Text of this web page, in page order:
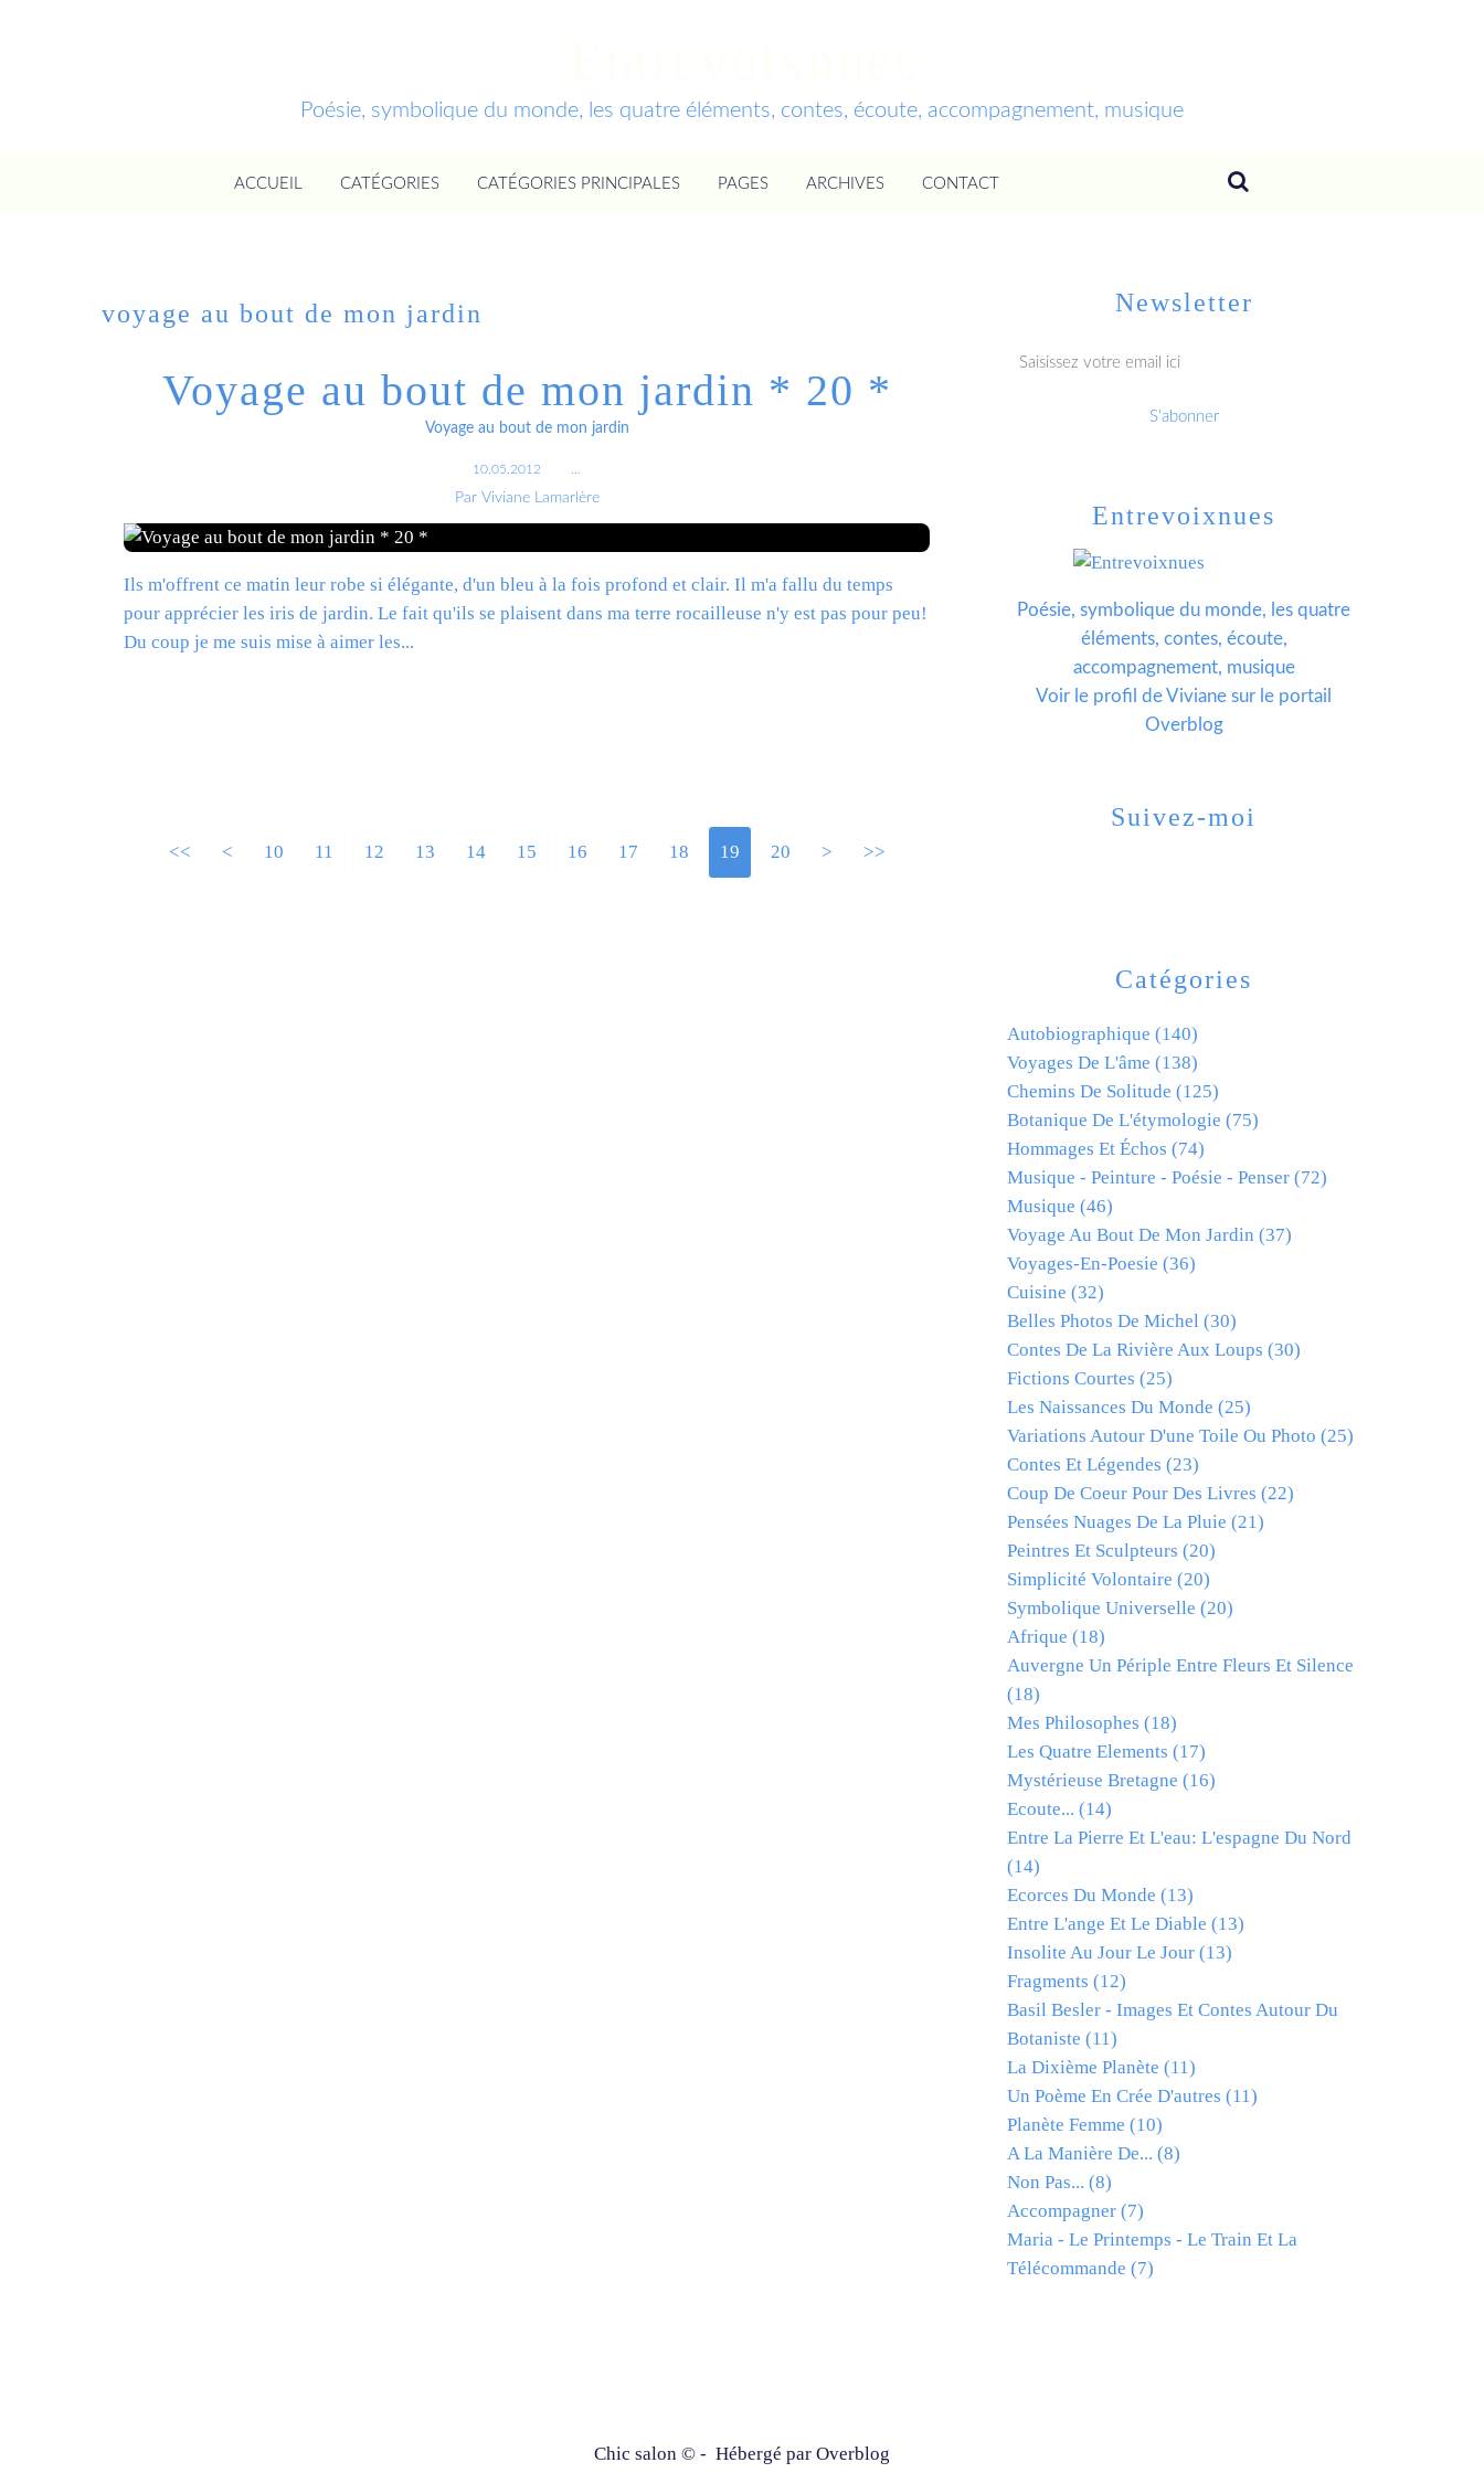
Poésie, symbolique du monde, les quatre éléments, contes, écoute, accompagnement, musique
ACCUEIL CATÉGORIES CATÉGORIES PRINCIPALES PAGES ARCHIVES CONTACT
voyage au bout de mon jardin
Voyage au bout de mon jardin * 20 *
Voyage au bout de mon jardin
10.05.2012
Par Viviane Lamarlère
Ils m'offrent ce matin leur robe si élégante, d'un bleu à la fois profond et clair. Il m'a fallu du temps
pour apprécier les iris de jardin. Le fait qu'ils se plaisent dans ma terre rocailleuse n'y est pas pour peu!
Du coup je me suis mise à aimer les...
<< < 10 11 12 13 14 15 16 17 18 19 20 30
> >>
Newsletter
Catégories
Autobiographique (140)
Voyages De L'âme (138)
Chemins De Solitude (125)
Botanique De L'étymologie (75)
Hommages Et Échos (74)
Musique - Peinture - Poésie - Penser (72)
Musique (46)
Voyage Au Bout De Mon Jardin (37)
Voyages-En-Poesie (36)
Cuisine (32)
Belles Photos De Michel (30)
Contes De La Rivière Aux Loups (30)
Fictions Courtes (25)
Les Naissances Du Monde (25)
Variations Autour D'une Toile Ou Photo (25)
Contes Et Légendes (23)
Coup De Coeur Pour Des Livres (22)
Pensées Nuages De La Pluie (21)
Peintres Et Sculpteurs (20)
Simplicité Volontaire (20)
Symbolique Universelle (20)
Afrique (18)
Auvergne Un Périple Entre Fleurs Et Silence
(18)
Mes Philosophes (18)
Les Quatre Elements (17)
Mystérieuse Bretagne (16)
Ecoute... (14)
Entre La Pierre Et L'eau: L'espagne Du Nord
(14)
Ecorces Du Monde (13)
Entre L'ange Et Le Diable (13)
Insolite Au Jour Le Jour (13)
Fragments (12)
Basil Besler - Images Et Contes Autour Du
Botaniste (11)
La Dixième Planète (11)
Un Poème En Crée D'autres (11)
Planète Femme (10)
A La Manière De... (8)
Non Pas... (8)
Accompagner (7)
Maria - Le Printemps - Le Train Et La
Télécommande (7)
Entrevoixnues
Poésie, symbolique du monde, les quatre
éléments, contes, écoute,
accompagnement, musique
Voir le profil deViviane sur le portail
Overblog
Suivez-moi
Chic salon © - Hébergé par Overblog